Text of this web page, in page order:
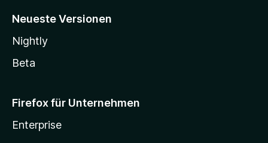
Neueste Versionen
Nightly
Beta
Firefox für Unternehmen
Enterprise